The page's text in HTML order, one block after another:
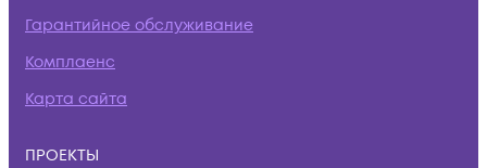
Гарантийное обслуживание
Комплаенс
Карта сайта
ПРОЕКТЫ